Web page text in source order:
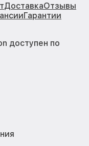
ДоставкаОтзывы
Гарантии
доступен по